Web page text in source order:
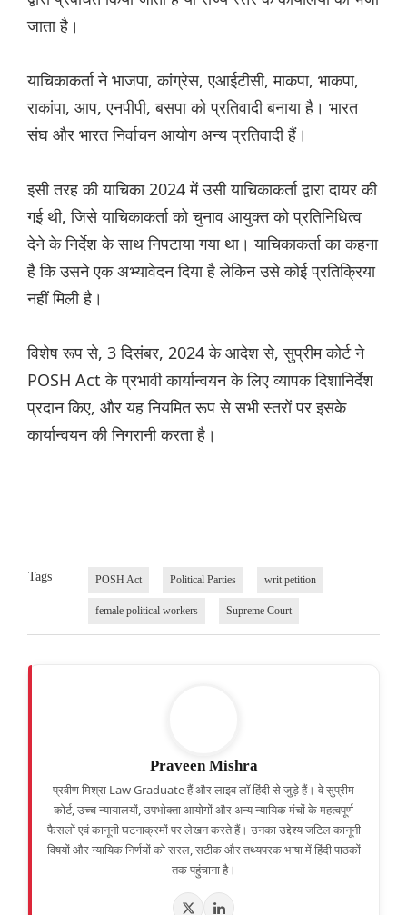
जाता है।
याचिकाकर्ता ने भाजपा, कांग्रेस, एआईटीसी, माकपा, भाकपा,
राकांपा, आप, एनपीपी, बसपा को प्रतिवादी बनाया है। भारत
संघ और भारत निर्वाचन आयोग अन्य प्रतिवादी हैं।
इसी तरह की याचिका 2024 में उसी याचिकाकर्ता द्वारा दायर की
गई थी, जिसे याचिकाकर्ता को चुनाव आयुक्त को प्रतिनिधित्व
देने के निर्देश के साथ निपटाया गया था। याचिकाकर्ता का कहना
है कि उसने एक अभ्यावेदन दिया है लेकिन उसे कोई प्रतिक्रिया
नहीं मिली है।
विशेष रूप से, 3 दिसंबर, 2024 के आदेश से, सुप्रीम कोर्ट ने
POSH Act के प्रभावी कार्यान्वयन के लिए व्यापक दिशानिर्देश
प्रदान किए, और यह नियमित रूप से सभी स्तरों पर इसके
कार्यान्वयन की निगरानी करता है।
Tags POSH Act Political Parties writ petition
female political workers Supreme Court
Praveen Mishra
प्रवीण मिश्रा Law Graduate हैं और लाइव लॉ हिंदी से जुड़े हैं। वे सुप्रीम
कोर्ट, उच्च न्यायालयों, उपभोक्ता आयोगों और अन्य न्यायिक मंचों के महत्वपूर्ण
फैसलों एवं कानूनी घटनाक्रमों पर लेखन करते हैं। उनका उद्देश्य जटिल कानूनी
विषयों और न्यायिक निर्णयों को सरल, सटीक और तथ्यपरक भाषा में हिंदी पाठकों
तक पहुंचाना है।